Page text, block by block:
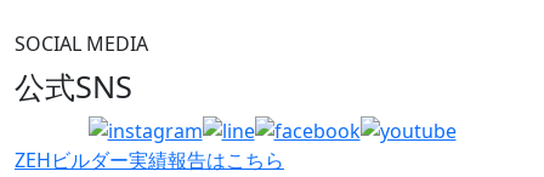
SOCIAL MEDIA
公式SNS
ZEHビルダー実績報告はこちら